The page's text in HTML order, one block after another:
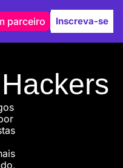
parceiro Inscreva-se